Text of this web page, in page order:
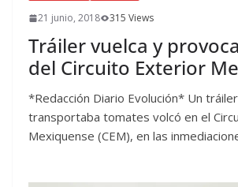
21 junio, 2018 315 Views
Tráiler vuelca y
del Circuito Exterior
*Redacción Diario Evolución* Un
transportaba tomates volcó en el
Mexiquense (CEM), en las